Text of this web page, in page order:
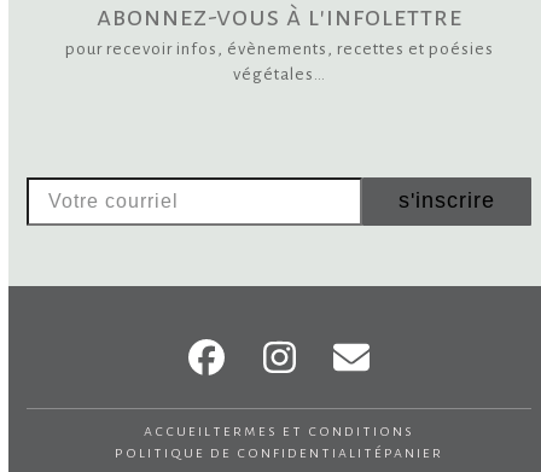
abonnez-vous à l'infolettre
pour recevoir infos, évènements, recettes et poésies
végétales…
Votre
s'inscrire
FacebookInstagram
Email
accueil termes et conditions
politique de confidentialité panier